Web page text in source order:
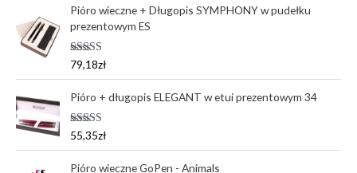
Pióro wieczne + Długopis SYMPHONY w pudełku
prezentowym ES
Oceniono
5.00
79,18zł
Pióro + długopis ELEGANT w etui prezentowym 34
Oceniono
5.00
55,35zł
Pióro wieczne GoPen - Animals